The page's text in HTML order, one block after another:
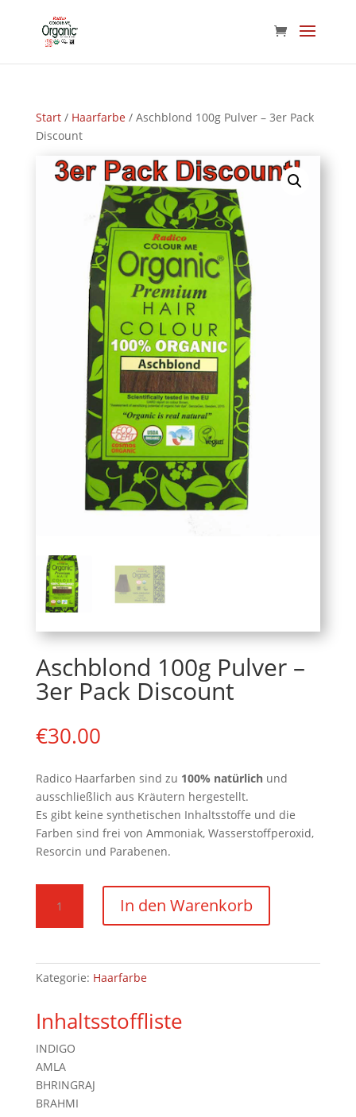
Start/ Haarfarbe/ Aschblond 100g Pulver – 3er Pack
Discount
Aschblond 100g Pulver –
3er Pack Discount
€30.00
Radico Haarfarben sind zu 100% natürlichund
ausschließlich aus Kräutern hergestellt.
Es gibt keine synthetischen Inhaltsstoffe und die
Farben sind frei von Ammoniak, Wasserstoffperoxid,
Resorcin und Parabenen.
100g
Pulver
3er
Pack
Menge
In den Warenkorb
Kategorie: Haarfarbe
Inhaltsstoffliste
INDIGO
AMLA
BHRINGRAJ
BRAHMI